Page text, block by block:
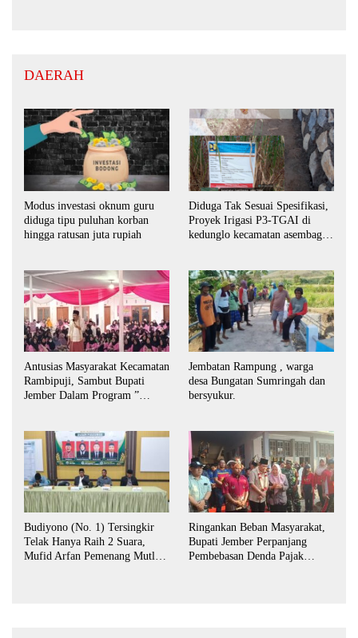
DAERAH
Modus investasi oknum guru
diduga tipu puluhan korban
hingga ratusan juta rupiah
Diduga Tak Sesuai Spesifikasi,
Proyek Irigasi P3-TGAI di
kedunglo kecamatan asembagus
Antusias Masyarakat Kecamatan
Rambipuji, Sambut Bupati
Jember Dalam Program ”
Jembatan Rampung , warga
desa Bungatan Sumringah dan
bersyukur.
Budiyono (No. 1) Tersingkir
Telak Hanya Raih 2 Suara,
Mufid Arfan Pemenang Mutlak
Ringankan Beban Masyarakat,
Bupati Jember Perpanjang
Pembebasan Denda Pajak